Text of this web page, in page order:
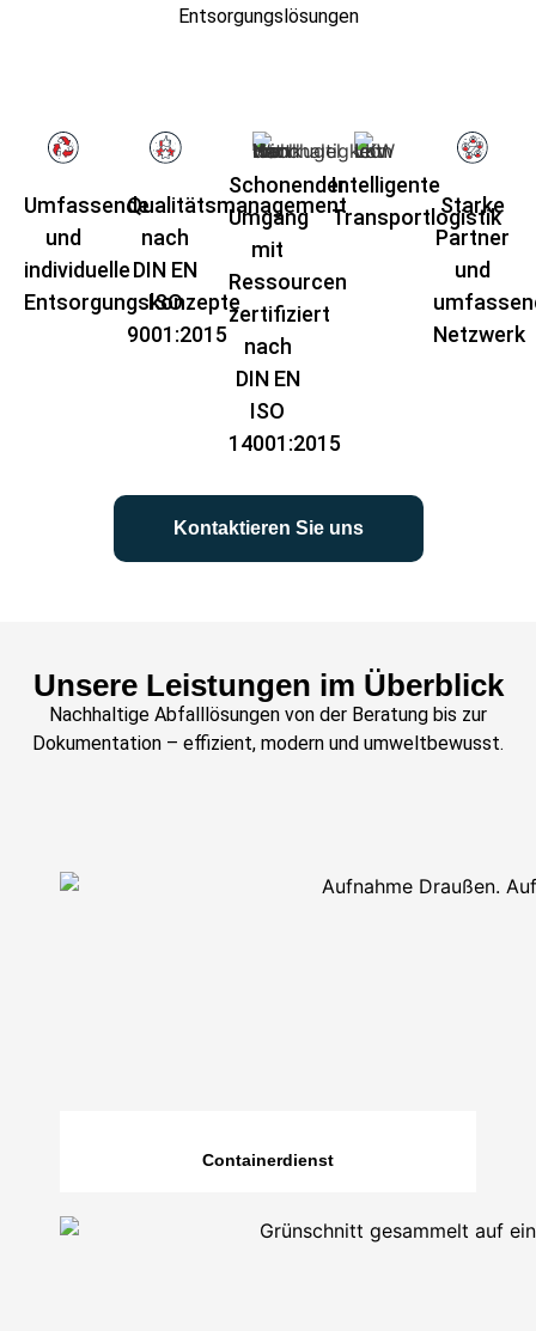
Entsorgungslösungen
Umfassende
und
individuelle
Entsorgungskonzepte
Qualitätsmanagement
nach
DIN EN
ISO
9001:2015
Schonender
Umgang
mit
Ressourcen
zertifiziert
nach
DIN EN
ISO
14001:2015
Intelligente
Transportlogistik​
Starke
Partner
und
Netzwerk
Kontaktieren Sie uns
Unsere Leistungen im Überblick
Nachhaltige Abfalllösungen von der Beratung bis zur
Dokumentation – effizient, modern und umweltbewusst.
Containerdienst